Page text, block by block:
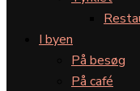
I byen
På besøg
På café